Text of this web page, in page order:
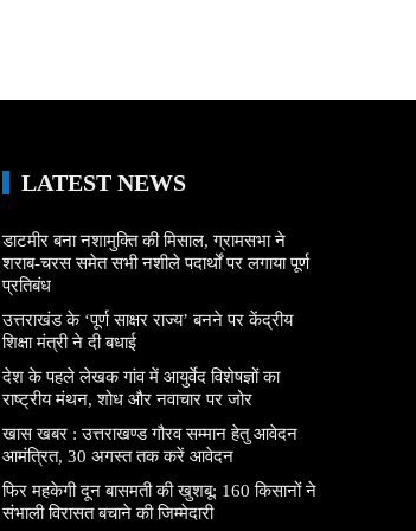
LATEST NEWS
डाटमीर बना नशामुक्ति की मिसाल, ग्रामसभा ने
शराब-चरस समेत सभी नशीले पदार्थों पर लगाया पूर्ण
प्रतिबंध
उत्तराखंड के ‘पूर्ण साक्षर राज्य’ बनने पर केंद्रीय
शिक्षा मंत्री ने दी बधाई
देश के पहले लेखक गांव में आयुर्वेद विशेषज्ञों का
राष्ट्रीय मंथन, शोध और नवाचार पर जोर
खास खबर : उत्तराखण्ड गौरव सम्मान हेतु आवेदन
आमंत्रित, 30 अगस्त तक करें आवेदन
फिर महकेगी दून बासमती की खुशबू: 160 किसानों ने
संभाली विरासत बचाने की जिम्मेदारी